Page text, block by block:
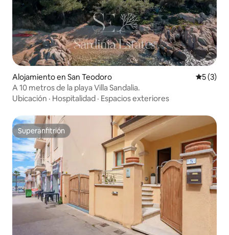
Alojamiento en San Teodoro
5 (3)
A 10 metros de la playa Villa Sandalia.
Ubicación · Hospitalidad · Espacios exteriores
Superanfitrión
Superanfitrión